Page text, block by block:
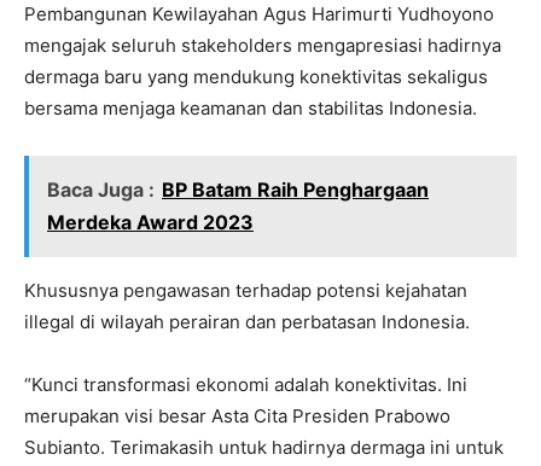
Pembangunan Kewilayahan Agus Harimurti Yudhoyono
mengajak seluruh stakeholders mengapresiasi hadirnya
dermaga baru yang mendukung konektivitas sekaligus
bersama menjaga keamanan dan stabilitas Indonesia.
Baca Juga : BP Batam Raih Penghargaan
Merdeka Award 2023
Khususnya pengawasan terhadap potensi kejahatan
illegal di wilayah perairan dan perbatasan Indonesia.
“Kunci transformasi ekonomi adalah konektivitas. Ini
merupakan visi besar Asta Cita Presiden Prabowo
Subianto. Terimakasih untuk hadirnya dermaga ini untuk